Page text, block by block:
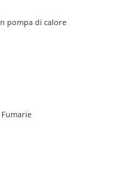
pompa di calore